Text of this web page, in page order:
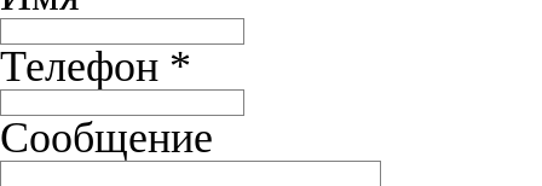
Телефон *
Сообщение